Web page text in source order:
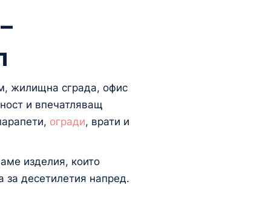
жилищна сграда, офис
и впечатляващ
огради, врати и
изделия, които
за десетилетия напред.